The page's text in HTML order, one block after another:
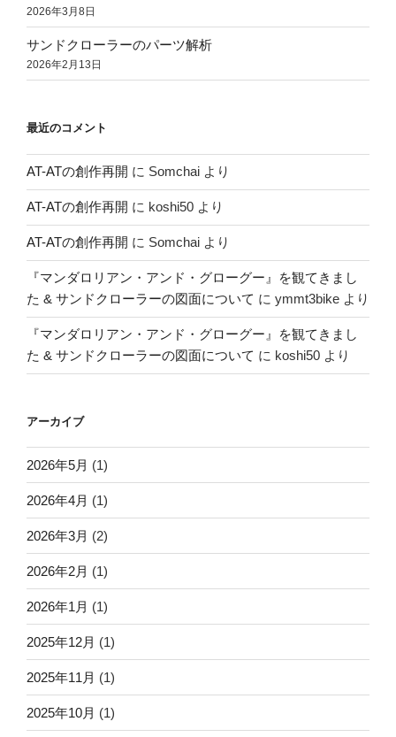
2026年3月8日
サンドクローラーのパーツ解析
2026年2月13日
最近のコメント
AT-ATの創作再開 に Somchai より
AT-ATの創作再開 に koshi50 より
AT-ATの創作再開 に Somchai より
『マンダロリアン・アンド・グローグー』を観てきまし
た & サンドクローラーの図面について に ymmt3bike より
『マンダロリアン・アンド・グローグー』を観てきまし
た & サンドクローラーの図面について に koshi50 より
アーカイブ
2026年5月 (1)
2026年4月 (1)
2026年3月 (2)
2026年2月 (1)
2026年1月 (1)
2025年12月 (1)
2025年11月 (1)
2025年10月 (1)